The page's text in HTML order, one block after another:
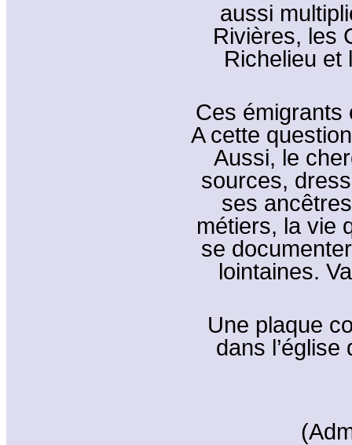
aussi
Rivières, les
Richelieu et
Ces émigrants
A cette
Aussi, le
sources,
ses
métiers, la vie
se
lointaines.
Une plaque
dans